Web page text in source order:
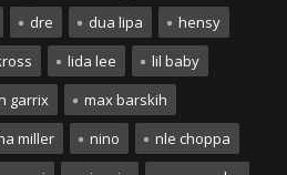
dre dua lipa
hensy
lida lee
lil baby
garrix
max barskih
miller nino
nle choppa